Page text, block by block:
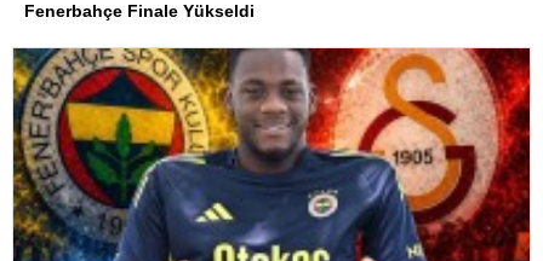
Fenerbahçe Finale Yükseldi